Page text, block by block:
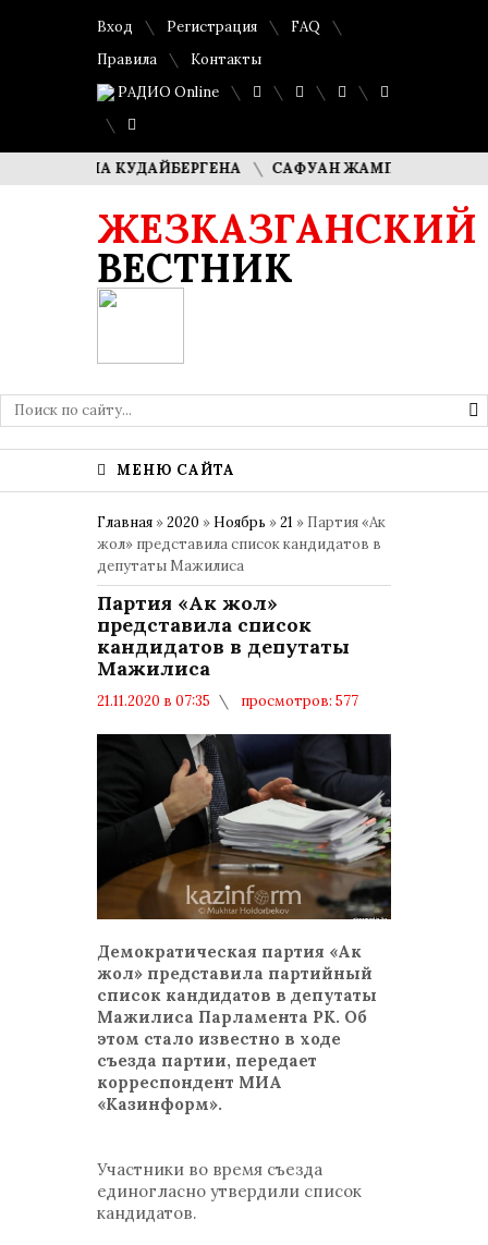
Вход Регистрация
FAQ
Правила
Контакты
РАДИО Online
КУДАЙБЕРГЕНА САФУАН ЖАМПЕИСОВ: «МЫ
ЖЕЗКАЗГАНСКИЙ
ВЕСТНИК
МЕНЮ САЙТА
Главная »2020 » Ноябрь »21 » Партия «Ак
жол» представила список кандидатов в
депутаты Мажилиса
Партия «Ак жол»
представила список
кандидатов в депутаты
Мажилиса
21.11.2020 в 07:35
просмотров: 577
Демократическая партия «Ак
жол» представила партийный
список кандидатов в депутаты
Мажилиса Парламента РК. Об
этом стало известно в ходе
съезда партии, передает
корреспондент МИА
«Казинформ».
Участники во время съезда
единогласно утвердили список
кандидатов.